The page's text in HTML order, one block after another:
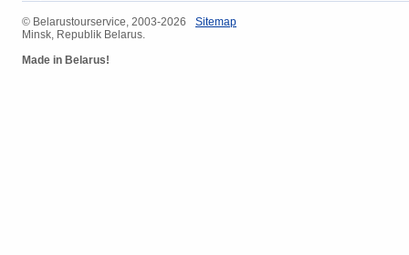
© ​Belarustourservice, 2003-2026
Minsk, Republik Belarus.
Made in Belarus!
​Sitemap